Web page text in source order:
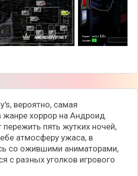
вероятно, самая
хоррор на Андроид.
пять жутких ночей,
атмосферу ужаса, в
со ожившими аниматорами,
с разных уголков игрового